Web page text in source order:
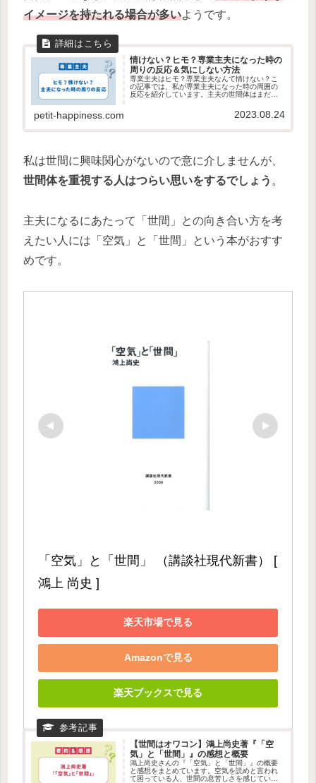
イメージを持たれる場合が多いようです。
情けない？ヒモ？専業主夫になった時の
周りの反応＆気にしない方法
専業主夫はヒモ？専業主夫なんて情けない？こ
の記事では、私が専業主夫になった時の周囲の
反応を紹介しています。主夫の世間体はまだま
petit-happiness.com 2023.08.24
私は世間に興味関心がないので意に介しませんが、
世間体を重視する人はつらい思いをするでしょう 。
主夫になるにあたって「世間」との向き合い方を考
えたい人には「空気」と「世間」という本がおすす
めです。
「空気」と「世間」 （講談社現代新書） [
鴻上 尚史 ]
楽天市場で見る
Amazonで見る
楽天ブックスで見る
【世間はオワコン】鴻上尚史著『「空
気」と「世間」』の感想と概要
鴻上尚史さんの『「空気」と「世間」』の概要
と感想をまとめています。空気を読めと言われ
て困っている人、世間の息苦しさを感じている